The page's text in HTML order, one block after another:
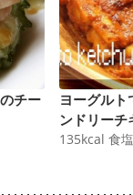
チー
ヨーグルト
ンドリーチ
135kcal 食塩